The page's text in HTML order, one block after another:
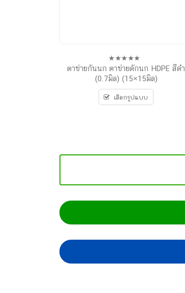
0
out
ตาข่ายกันนก ตาข่ายดักนก HDPE สีดำ
(0.7มิล) (15×15มิล)
เลือกรูปแบบ